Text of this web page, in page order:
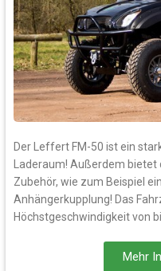
Der Leffert FM-50 ist ein
Laderaum! Außerdem bietet
Zubehör, wie zum Beispiel
Anhängerkupplung! Das
Höchstgeschwindigkeit von
Mehr